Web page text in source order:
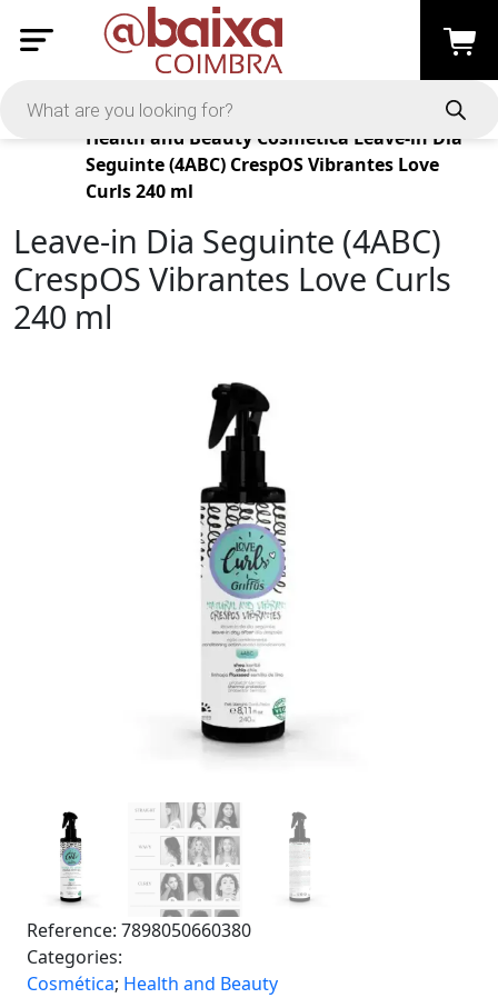
Products
Health and Beauty Cosmética Leave-in Dia
Seguinte (4ABC) CrespOS Vibrantes Love
Curls 240 ml
Leave-in Dia Seguinte (4ABC)
CrespOS Vibrantes Love Curls
240 ml
Reference: 7898050660380
Categories:
Cosmética; Health and Beauty